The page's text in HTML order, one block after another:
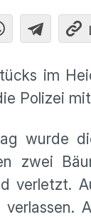
im
Polizei
wurde
zwei
verletzt.